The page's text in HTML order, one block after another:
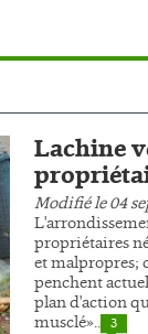
Lachine
Modifié le 04
propriétaires
et malpropres;
penchent
plan d'action
musclé».. 3